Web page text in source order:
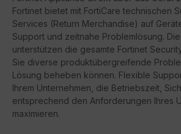
Fortinet bietet mit FortiCare technischen
Services (Return Merchandise) auf
Support und zeitnahe Problemlösung.
unterstützen die gesamte Fortinet
Sie diverse produktübergreifende
Lösung beheben können. Flexible
Ihrem Unternehmen, die Betriebszeit,
entsprechend den Anforderungen Ihres
maximieren.